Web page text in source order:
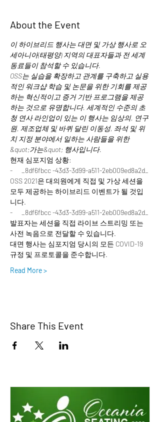
About the Event
이 하이브리드 행사는 대면 및 가상 행사로 오
세아니아(태평양) 지역의 대표자들과 전 세계
동료들이 참석할 수 있습니다.
OSS는 실습을 확장하고 관계를 구축하고 실용
적인 워크샵 학습 및 논문을 위한 기회를 제공
하는 혁신적이고 증거 기반 프로그램을 제공
하는 것으로 유명합니다. 세계적인 수준의 초
청 연사 라인업이 있는 이 행사는 임상의, 연구
원, 제조업체 및 바퀴 달린 이동성, 좌석 및 위
치 지정 분야에서 일하는 사람들을 위한
&quot;가는&quot; 행사입니다.
현재 심포지엄 상황:
-      _8df6fbcc -43d3-3d99-a511-2eb009ed8a2d_
OSS 2021은 대의원에게 직접 및 가상 세션을
모두 제공하는 하이브리드 이벤트가 될 것입
니다.
-      _8df6fbcc -43d3-3d99-a511-2eb009ed8a2d_
발표자는 세션을 직접 라이브 스트리밍 또는
사전 녹음으로 전달할 수 있습니다.
대면 행사는 심포지엄 당시의 모든 COVID-19
규정 및 프로토콜을 준수합니다.
Read More >
Share This Event